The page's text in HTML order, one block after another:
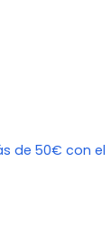
de 50€ con el